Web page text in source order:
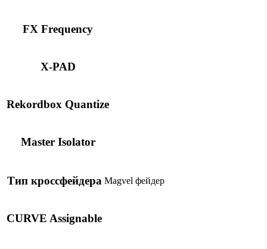
FX Frequency
X-PAD
Rekordbox Quantize
Master Isolator
Тип кроссфейдера Magvel фейдер
CURVE Assignable